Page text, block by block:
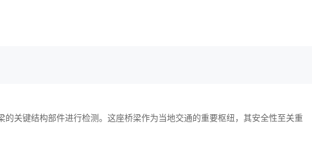
的关键结构部件进行检测。这座桥梁作为当地交通的重要枢纽，其安全性至关重